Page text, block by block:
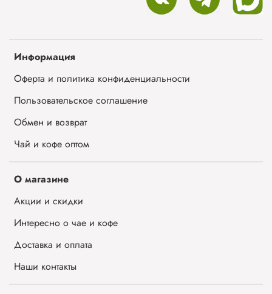
Информация
Оферта и политика конфиденциальности
Пользовательское соглашение
Обмен и возврат
Чай и кофе оптом
О магазине
Акции и скидки
Интересно о чае и кофе
Доставка и оплата
Наши контакты